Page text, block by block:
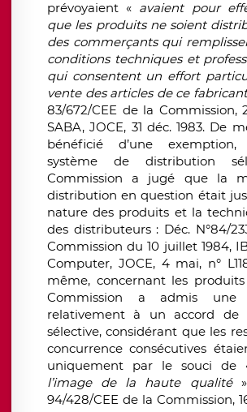
prévoyaient « avaient pour
que les produits ne soient
des commerçants qui
conditions techniques et
qui consentent un effort
vente des articles de ce
83/672/CEE de la Commission,
SABA, JOCE, 31 déc. 1983. De
bénéficié d’une
système de distribution
Commission a jugé que la
distribution en question était
nature des produits et la
des distributeurs : Déc. N°84/
Commission du 10 juillet 1984,
Computer, JOCE, 4 mai, n°
même, concernant les
Commission a admis une
relativement à un accord de
sélective, considérant que les
concurrence consécutives
uniquement par le souci de
l’image de la haute qualité»
94/428/CEE de la Commission,